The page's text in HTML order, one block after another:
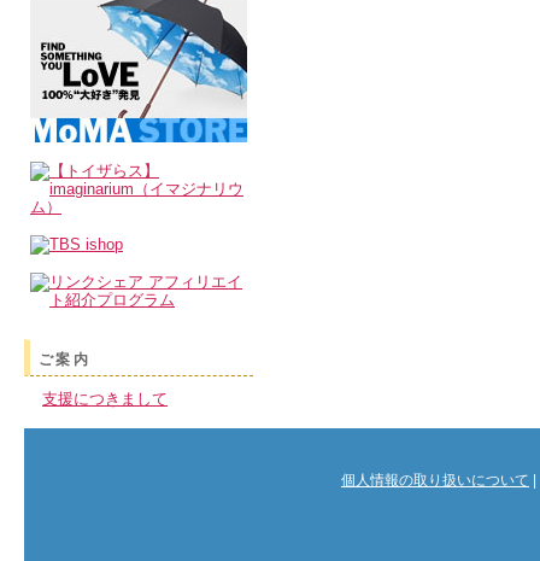
ご案内
支援につきまして
個人情報の取り扱いについて